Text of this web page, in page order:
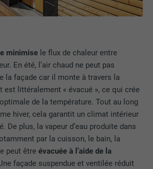
minimise le flux de chaleur entre
En été, l’air chaud ne peut pas
la façade car il monte à travers la
est littéralement « évacué », ce qui crée
de la température. Tout au long
hiver, cela garantit un climat intérieur
De plus, la vapeur d’eau produite dans
par la cuisson, le bain, la
peut êtreévacuée à l’aide de la
façade suspendue et ventilée réduit
LinkedIn
1 an
Est utilisé pour garantir que le même
attribut SameSite est disponible pour
tous les cookies dans ce navigateur
_fbp